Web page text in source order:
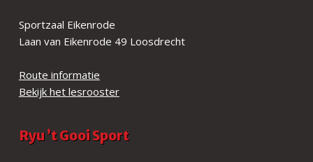
Sportzaal Eikenrode
Laan van Eikenrode 49 Loosdrecht
Route informatie
Bekijk het lesrooster
Ryu ’t Gooi Sport